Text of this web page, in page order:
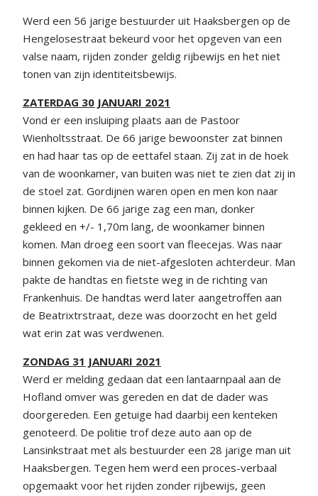
Werd een 56 jarige bestuurder uit Haaksbergen op de
Hengelosestraat bekeurd voor het opgeven van een
valse naam, rijden zonder geldig rijbewijs en het niet
tonen van zijn identiteitsbewijs.
ZATERDAG 30 JANUARI 2021
Vond er een insluiping plaats aan de Pastoor
Wienholtsstraat. De 66 jarige bewoonster zat binnen
en had haar tas op de eettafel staan. Zij zat in de hoek
van de woonkamer, van buiten was niet te zien dat zij in
de stoel zat. Gordijnen waren open en men kon naar
binnen kijken. De 66 jarige zag een man, donker
gekleed en +/- 1,70m lang, de woonkamer binnen
komen. Man droeg een soort van fleecejas. Was naar
binnen gekomen via de niet-afgesloten achterdeur. Man
pakte de handtas en fietste weg in de richting van
Frankenhuis. De handtas werd later aangetroffen aan
de Beatrixtrstraat, deze was doorzocht en het geld
wat erin zat was verdwenen.
ZONDAG 31 JANUARI 2021
Werd er melding gedaan dat een lantaarnpaal aan de
Hofland omver was gereden en dat de dader was
doorgereden. Een getuige had daarbij een kenteken
genoteerd. De politie trof deze auto aan op de
Lansinkstraat met als bestuurder een 28 jarige man uit
Haaksbergen. Tegen hem werd een proces-verbaal
opgemaakt voor het rijden zonder rijbewijs, geen